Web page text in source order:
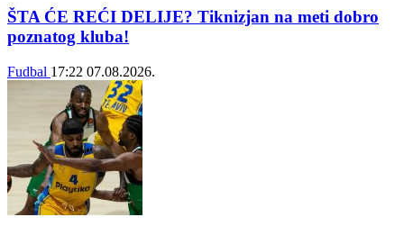
ŠTA ĆE REĆI DELIJE? Tiknizjan na meti dobro
poznatog kluba!
Fudbal 17:22 07.08.2026.